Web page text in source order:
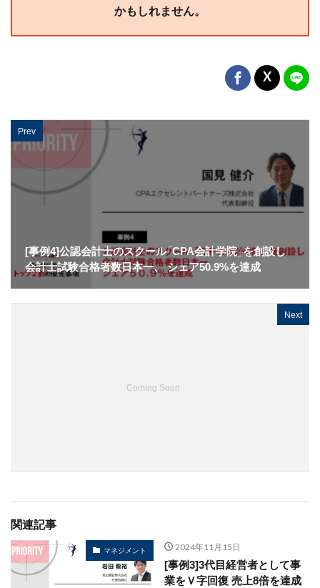
かもしれません。
Prev
[事例4]公認会計士のスクール「CPA会計学院」を創設し
会計士試験合格者数日本一、 シェア50.9%を達成
Next
Coming Soon
関連記事
マネジメント 2024年11月15日
[事例3]3代目経営者として事
業をＶ字回復 売上8倍を達成